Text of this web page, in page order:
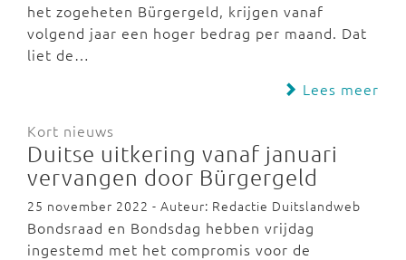
het zogeheten Bürgergeld, krijgen vanaf
volgend jaar een hoger bedrag per maand. Dat
liet de…
Lees meer
Kort nieuws
Duitse uitkering vanaf januari
vervangen door Bürgergeld
25 november 2022 - Auteur: Redactie Duitslandweb
Bondsraad en Bondsdag hebben vrijdag
ingestemd met het compromis voor de